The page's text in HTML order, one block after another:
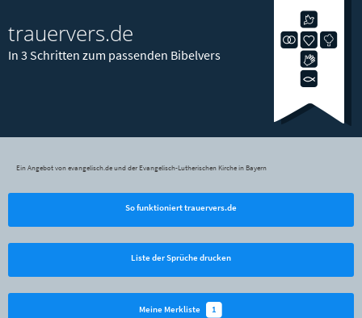
trauervers.de
In 3 Schritten zum passenden Bibelvers
Ein Angebot von evangelisch.de und der Evangelisch-Lutherischen Kirche in Bayern
So funktioniert trauervers.de
Liste der Sprüche drucken
Meine Merkliste 1